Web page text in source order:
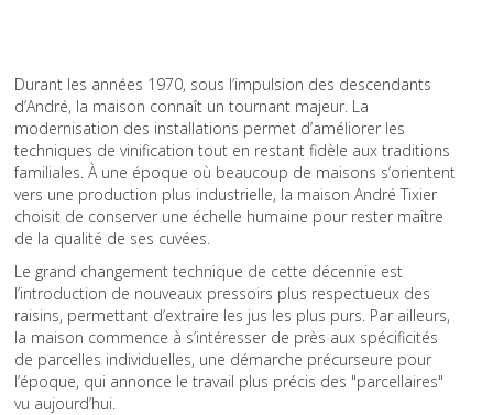
Durant les années 1970, sous l’impulsion des descendants
d’André, la maison connaît un tournant majeur. La
modernisation des installations permet d’améliorer les
techniques de vinification tout en restant fidèle aux traditions
familiales. À une époque où beaucoup de maisons s’orientent
vers une production plus industrielle, la maison André Tixier
choisit de conserver une échelle humaine pour rester maître
de la qualité de ses cuvées.
Le grand changement technique de cette décennie est
l’introduction de nouveaux pressoirs plus respectueux des
raisins, permettant d’extraire les jus les plus purs. Par ailleurs,
la maison commence à s’intéresser de près aux spécificités
de parcelles individuelles, une démarche précurseure pour
l’époque, qui annonce le travail plus précis des "parcellaires"
vu aujourd’hui.